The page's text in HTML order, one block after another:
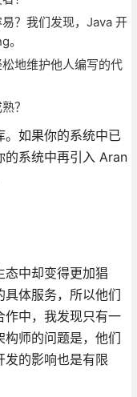
？我们发现，Java 开
地维护他人编写的代
？
。如果你的系统中已
系统中再引入 Aran
态中却变得更加猖
体服务，所以他们
作中，我发现只有一
师的问题是，他们
发的影响也是有限